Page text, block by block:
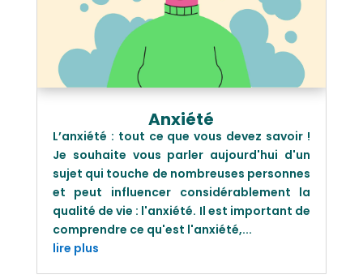
Anxiété
L’anxiété : tout ce que vous devez savoir !
Je souhaite vous parler aujourd'hui d'un
sujet qui touche de nombreuses personnes
et peut influencer considérablement la
qualité de vie : l'anxiété. Il est important de
comprendre ce qu'est l'anxiété,...
lire plus